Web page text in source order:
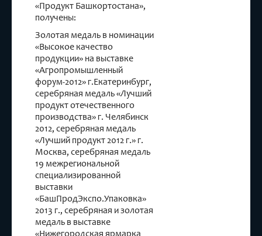
«Продукт Башкортостана»,
получены:
Золотая медаль в номинации
«Высокое качество
продукции» на выставке
«Агропромышленный
форум-2012» г.Екатеринбург,
серебряная медаль «Лучший
продукт отечественного
производства» г. Челябинск
2012, серебряная медаль
«Лучший продукт 2012 г.» г.
Москва, серебряная медаль
19 межрегиональной
специализированной
выставки
«БашПродЭкспо.Упаковка»
2013 г., серебряная и золотая
медаль в выставке
«Нижегородская ярмарка